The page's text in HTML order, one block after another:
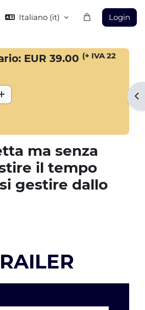
Italiano ‎(it)‎ Login
EUR 39.00 (+ IVA 22
ma senza
il tempo
gestire dallo